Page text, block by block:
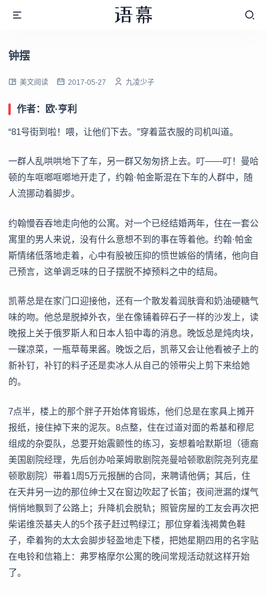
钟摆
美文阅读 2017-05-27 九凌少子
作者：欧·亨利
“81号街到啦！喂，让他们下去。”穿着蓝衣服的司机叫道。
一群人乱哄哄地下了车，另一群又匆匆挤上去。叮——叮！曼哈
顿的车哐啷哐啷地开走了，约翰·帕金斯混在下车的人群中，随
人流挪动着脚步。
约翰慢吞吞地走向他的公寓。对一个已经结婚两年，住在一套公
寓里的男人来说，没有什么意想不到的事在等着他。约翰·帕金
斯情绪低落地走着，心中有股被压抑的愤世嫉俗的情绪，他向自
己预言，这单调乏味的日子摆脱不掉预料之中的结局。
凯蒂总是在家门口迎接他，还有一个散发着润肤膏和奶油硬糖气
味的吻。他总是脱掉外衣，坐在像铺着碎石子一样的沙发上，读
晚报上关于俄罗斯人和日本人铅中毒的消息。晚饭总是炖肉块，
一碟凉菜，一瓶草莓果酱。晚饭之后，凯蒂又会让他看被子上的
新补钉，补钉的料子还是卖冰人从自己的领带尖上剪下来给她
的。
7点半，楼上的那个胖子开始体育锻炼，他们总是在家具上摊开
报纸，接住掉下来的泥灰。8点整，住在过道对面的希基和穆尼
组成的杂耍队，总要开始震颤性的练习，妄想着哈默斯坦（德裔
美国剧院经理，先后创办哈莱姆歌剧院尧曼哈顿歌剧院尧列克星
顿歌剧院）带着1周5万元报酬的合同，来聘请他俩；其后，住
在天井另一边的那位绅士又在窗边吹起了长笛；夜间泄漏的煤气
悄悄地飘到了公路上；升降机会脱轨；照管房屋的工友会再次把
柴诺维茨基夫人的5个孩子赶过鸭绿江；那位穿着浅褐黄色鞋
子，牵着狗的太太会脚步轻盈地走下楼，把她星期四用的名字贴
在电铃和信箱上：弗罗格摩尔公寓的晚间常规活动就这样开始
了。